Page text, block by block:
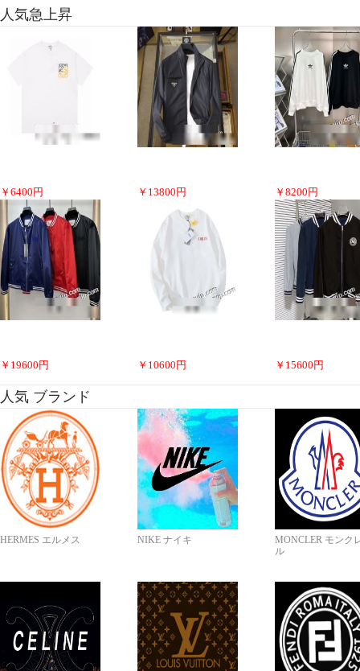
人気急上昇
￥ 6400 円 ￥ 13800 円 ￥ 8200 円
￥ 19600 円 ￥ 10600 円 ￥ 15600 円
人気 ブランド
HERMES エルメス NIKE ナイキ
MONCLER モンク
ル